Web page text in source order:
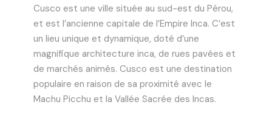
Cusco est une ville située au sud-est du Pérou,
et est l’ancienne capitale de l’Empire Inca. C’est
un lieu unique et dynamique, doté d’une
magnifique architecture inca, de rues pavées et
de marchés animés. Cusco est une destination
populaire en raison de sa proximité avec le
Machu Picchu et la Vallée Sacrée des Incas.